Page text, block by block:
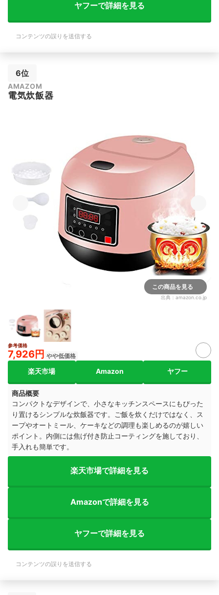
ヤフーで詳細を見る
コンテンツの誤りを送信する
6位
AMAZOM
電気炊飯器
この商品を見る
出典： amazon.co.jp
参考価格
7,926円 やや低価格
楽天市場 Amazon ヤフー
商品概要
コンパクトなデザインで、小さなキッチンスペースにもぴった
り置けるシンプルな炊飯器です。ご飯を炊くだけではなく、ス
ープやオートミール、ケーキなどの調理も楽しめるのが嬉しい
ポイント。内側には焦げ付き防止コーティングを施しており、
手入れも簡単です。
楽天市場で詳細を見る
Amazonで詳細を見る
ヤフーで詳細を見る
コンテンツの誤りを送信する